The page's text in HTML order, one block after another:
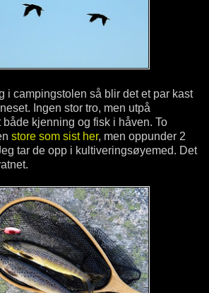
i campingstolen så blir det et par kast
Ingen stor tro, men utpå
kjenning og fisk i håven. To
store som sist her, men oppunder 2
tar de opp i kultiveringsøyemed. Det